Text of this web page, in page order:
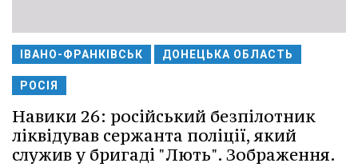
ІВАНО-ФРАНКІВСЬК ДОНЕЦЬКА ОБЛАСТЬ
РОСІЯ
Навики 26: російський безпілотник
ліквідував сержанта поліції, який
служив у бригаді "Лють". Зображення.